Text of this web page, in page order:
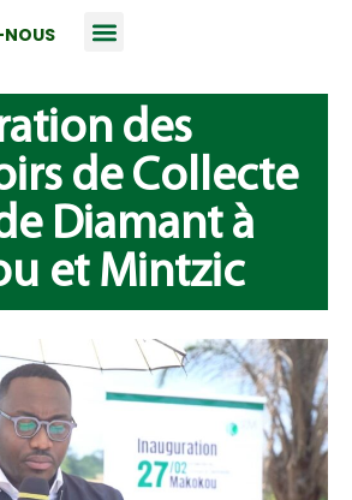
des
de Collecte
Diamant à
et Mintzic